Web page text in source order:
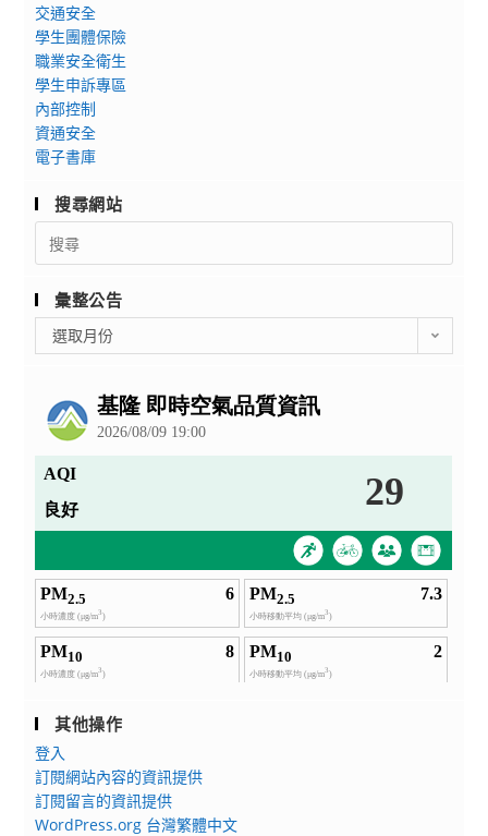
交通安全
學生團體保險
職業安全衛生
學生申訴專區
內部控制
資通安全
電子書庫
搜尋網站
Search
for:
彙整公告
整
選取月份
其他操作
登入
訂閱網站內容的資訊提供
訂閱留言的資訊提供
WordPress.org 台灣繁體中文